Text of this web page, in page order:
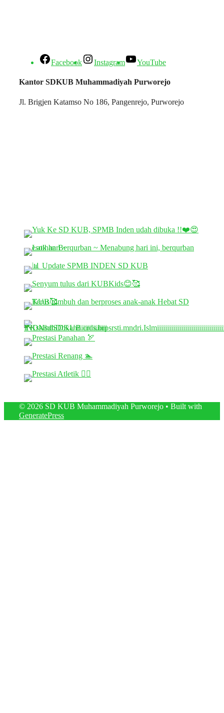
Facebook Instagram YouTube
Kantor SDKUB Muhammadiyah Purworejo
Jl. Brigjen Katamso No 186, Pangenrejo, Purworejo
© 2026 SD KUB Muhammadiyah Purworejo • Built with
GeneratePress